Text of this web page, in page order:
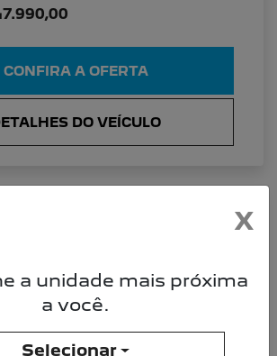
CONFIRA A OFERTA
DO VEÍCULO
X
a unidade mais próxima
a você.
Selecionar